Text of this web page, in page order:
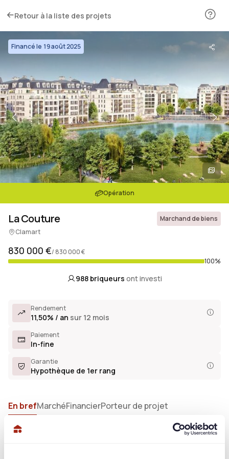
Retour à la liste des projets
Financé le 19 août 2025
Opération
La Couture
Marchand de biens
Clamart
830 000 €/ 830 000 €
100%
988 briqueurs ont investi
Rendement
11,50% / an sur 12 mois
Paiement
In-fine
Garantie
Hypothèque de 1er rang
En brefMarchéFinancierPorteur de projet